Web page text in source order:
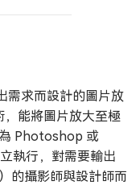
需求而設計的圖片放
能將圖片放大至極
Photoshop 或
執行，對需要輸出
的攝影師與設計師而